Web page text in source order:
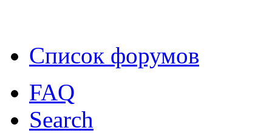
Список форумов
FAQ
Search